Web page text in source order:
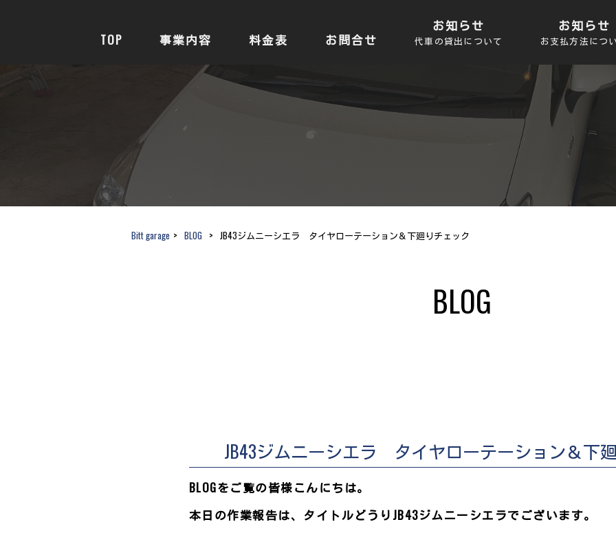
TOP 事業内容 料金表 お問合せ
お知らせ
代車の貸出について
お知らせ
お支払方法につ
Bitt garage > BLOG > JB43ジムニーシエラ タイヤローテーション＆下廻りチェック
BLOG
JB43ジムニーシエラ タイヤローテーション＆下
BLOGをご覧の皆様こんにちは。
本日の作業報告は、タイトルどうりJB43ジムニーシエラでございます。